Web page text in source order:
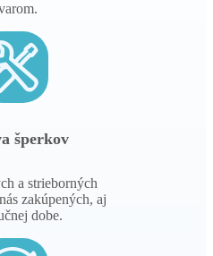
šperkov
a strieborných
zakúpených, aj
dobe.